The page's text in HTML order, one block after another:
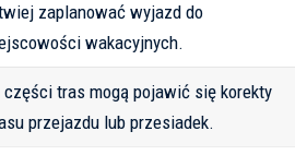
zaplanować wyjazd do
wakacyjnych.
części tras mogą pojawić się korekty
przejazdu lub przesiadek.